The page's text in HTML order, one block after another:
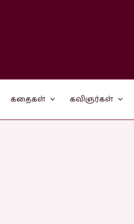
கதைகள் கவிஞர்கள்